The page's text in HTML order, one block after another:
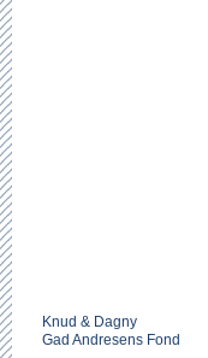
Knud & Dagny
Gad Andresens Fond